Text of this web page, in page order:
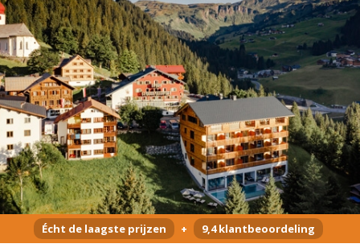
Écht de laagste prijzen + 9,4 klantbeoordeling